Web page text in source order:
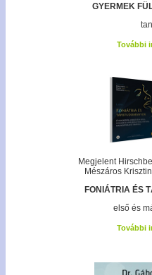
GYERMEK
További
Megjelent
Mészáros
FONIÁTRIA ÉS
első és
További